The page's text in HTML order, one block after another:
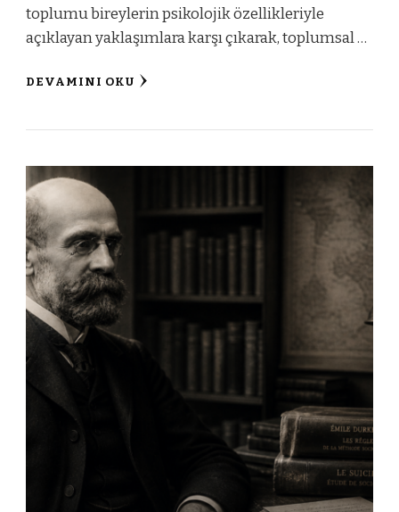
toplumu bireylerin psikolojik özellikleriyle
açıklayan yaklaşımlara karşı çıkarak, toplumsal …
DEVAMINI OKU